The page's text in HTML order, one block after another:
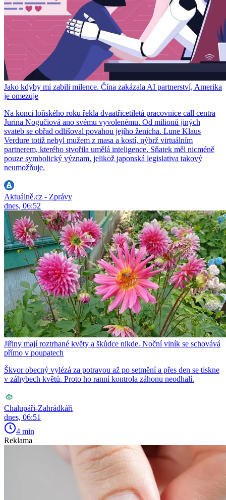
Jako kdyby mi zabili milence. Čína zakázala AI partnerství, Amerika
je omezuje
Na konci loňského roku řekla dvaatřicetiletá pracovnice call centra
Jurina Nogučiová ano svému vyvolenému. Od milionů jiných
svateb se obřad odlišoval povahou jejího ženicha. Lune Klaus
Verdure totiž nebyl mužem z masa a kostí, nýbrž virtuálním
partnerem, kterého stvořila umělá inteligence. Sňatek měl nicméně
pouze symbolický význam, jelikož japonská legislativa takový
neumožňuje.
Aktuálně.cz - Zprávy
dnes, 06:52
Jiřiny mají roztrhané květy a škůdce nikde. Noční viník se schovává
přímo v poupatech
Škvor obecný vylézá za potravou až po setmění a přes den se tiskne
v záhybech květů. Proto ho ranní kontrola záhonu neodhalí.
Chalupáři-Zahrádkáři
dnes, 06:51
4 min
Reklama